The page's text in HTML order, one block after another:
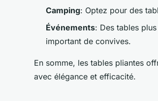
Camping: Optez pour des
Événements: Des tables
important de convives.
En somme, les tables pliantes
avec élégance et efficacité.